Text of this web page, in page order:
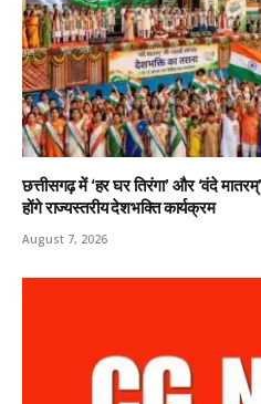
छत्तीसगढ़ में ‘हर घर तिरंगा’ और ‘वंदे
होंगे राज्यस्तरीय देशभक्ति कार्यक्रम
August 7, 2026